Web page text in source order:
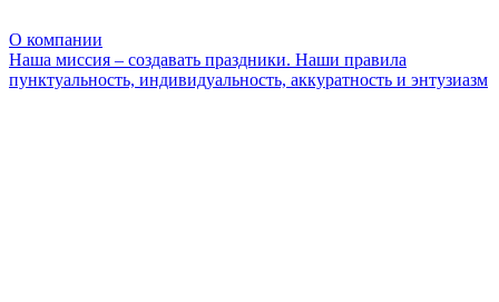
О компании
Наша миссия – создавать праздники. Наши правила
пунктуальность, индивидуальность, аккуратность и энтузиазм